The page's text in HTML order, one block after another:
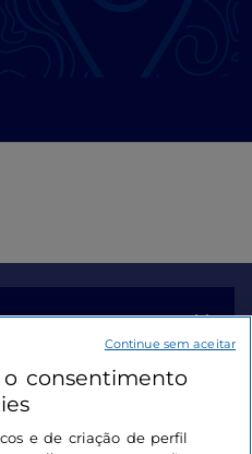
consentimento
e de criação de perfil
Continue sem aceitar